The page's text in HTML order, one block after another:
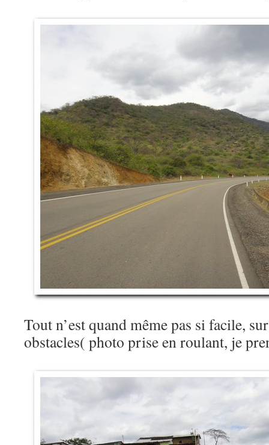
Tout n’est quand même pas si facile,
obstacles( photo prise en roulant, je